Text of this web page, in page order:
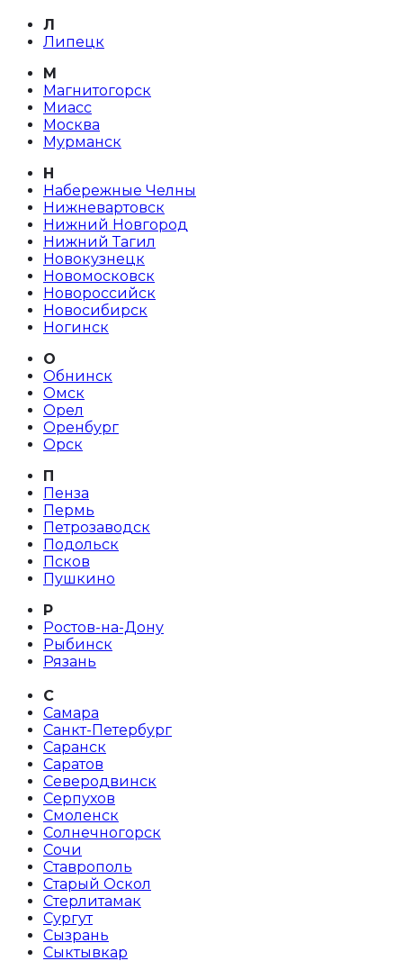
Л
Липецк
М
Магнитогорск
Миасс
Москва
Мурманск
Н
Набережные Челны
Нижневартовск
Нижний Новгород
Нижний Тагил
Новокузнецк
Новомосковск
Новороссийск
Новосибирск
Ногинск
О
Обнинск
Омск
Орел
Оренбург
Орск
П
Пенза
Пермь
Петрозаводск
Подольск
Псков
Пушкино
Р
Ростов-на-Дону
Рыбинск
Рязань
С
Самара
Санкт-Петербург
Саранск
Саратов
Северодвинск
Серпухов
Смоленск
Солнечногорск
Сочи
Ставрополь
Старый Оскол
Стерлитамак
Сургут
Сызрань
Сыктывкар